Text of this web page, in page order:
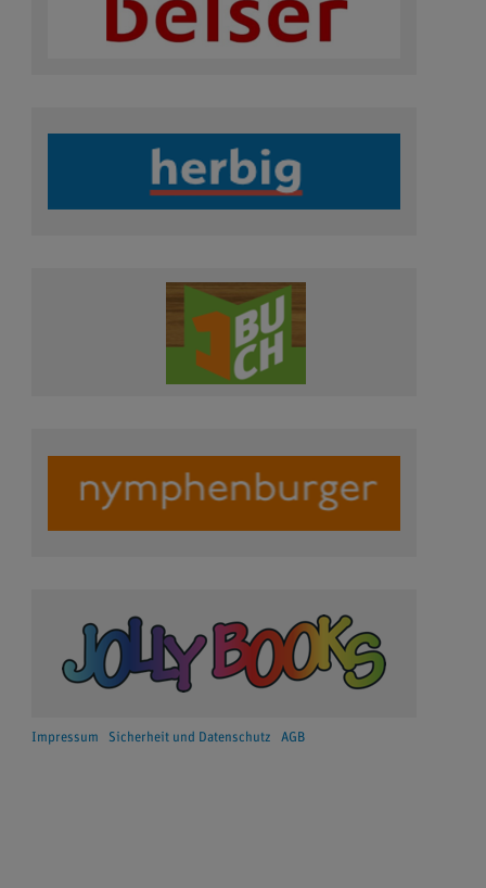
Impressum Sicherheit und Datenschutz AGB